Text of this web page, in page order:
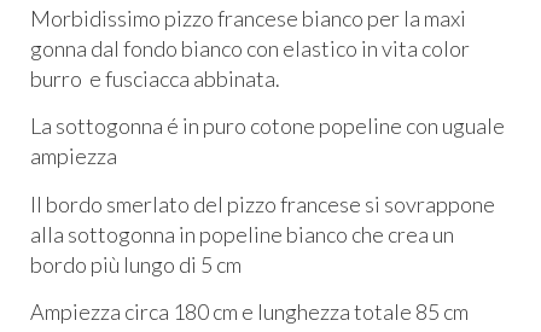
Morbidissimo pizzo francese bianco per la maxi
gonna dal fondo bianco con elastico in vita color
burro e fusciacca abbinata.
La sottogonna é in puro cotone popeline con uguale
ampiezza
Il bordo smerlato del pizzo francese si sovrappone
alla sottogonna in popeline bianco che crea un
bordo più lungo di 5 cm
Ampiezza circa 180 cm e lunghezza totale 85 cm